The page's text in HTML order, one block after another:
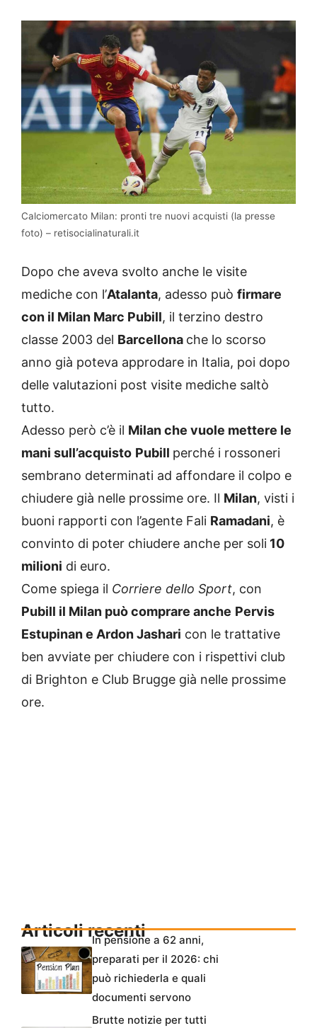
Calciomercato Milan: pronti tre nuovi acquisti (la presse
foto) – retisocialinaturali.it
Dopo che aveva svolto anche le visite
mediche con l’Atalanta, adesso può firmare
con il Milan Marc Pubill, il terzino destro
classe 2003 del Barcellona che lo scorso
anno già poteva approdare in Italia, poi dopo
delle valutazioni post visite mediche saltò
tutto.
Adesso però c’è il Milan che vuole mettere le
mani sull’acquisto Pubill perché i rossoneri
sembrano determinati ad affondare il colpo e
chiudere già nelle prossime ore. Il Milan, visti i
buoni rapporti con l’agente Fali Ramadani, è
convinto di poter chiudere anche per soli 10
milioni di euro.
Come spiega il Corriere dello Sport, con
Pubill il Milan può comprare anche Pervis
Estupinan e Ardon Jashari con le trattative
ben avviate per chiudere con i rispettivi club
di Brighton e Club Brugge già nelle prossime
ore.
Articoli recentiIn pensione a 62 anni,
preparati per il 2026: chi
può richiederla e quali
documenti servono
Brutte notizie per tutti